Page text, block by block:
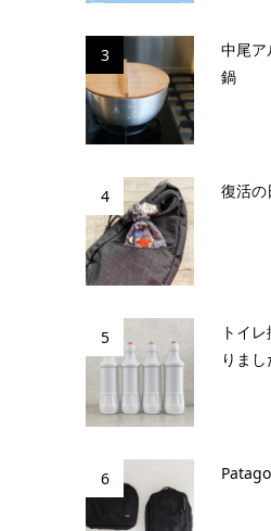
3
中尾ア
鍋
4 復活の
5
トイ
りまし
6